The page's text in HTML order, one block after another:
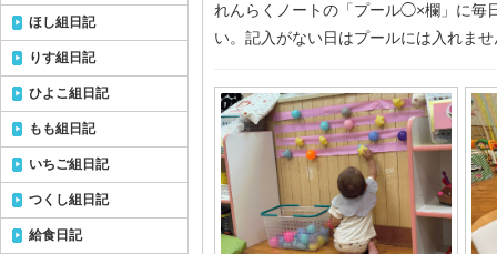
れんらくノートの「プール◯×欄」に毎
い。記入がない日はプールには入れま
ほし組日記
りす組日記
ひよこ組日記
もも組日記
いちご組日記
つくし組日記
給食日記